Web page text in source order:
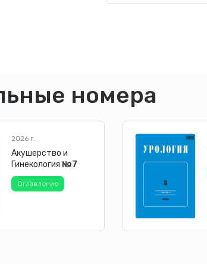
номера
2026 г.
Акушерство и
Гинекология №7
Оглавление